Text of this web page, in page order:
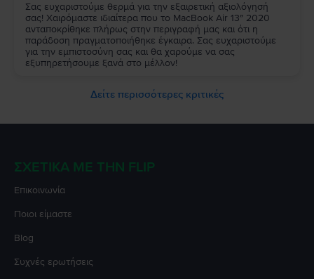
Σας ευχαριστούμε θερμά για την εξαιρετική αξιολόγησή
σας! Χαιρόμαστε ιδιαίτερα που το MacBook Air 13″ 2020
ανταποκρίθηκε πλήρως στην περιγραφή μας και ότι η
παράδοση πραγματοποιήθηκε έγκαιρα. Σας ευχαριστούμε
για την εμπιστοσύνη σας και θα χαρούμε να σας
εξυπηρετήσουμε ξανά στο μέλλον!
Δείτε περισσότερες κριτικές
ΣΧΕΤΙΚΆ ΜΕ ΤΗΝ FLIP
Επικοινωνία
Ποιοι είμαστε
Blog
Συχνές ερωτήσεις